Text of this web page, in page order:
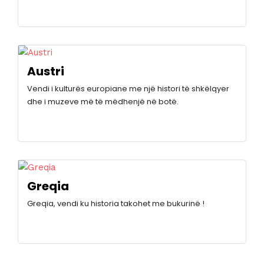
Austri
Vendi i kulturës europiane me një histori të shkëlqyer
dhe i muzeve më të mëdhenjë në botë.
Greqia
Greqia, vendi ku historia takohet me bukurinë !